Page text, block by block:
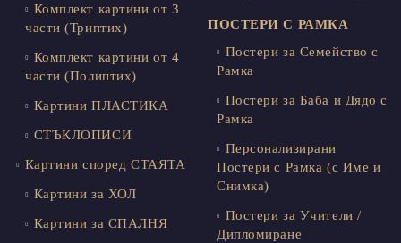
Комплект картини от 3
части (Триптих)
Комплект картини от 4
части (Полиптих)
Картини ПЛАСТИКА
СТЪКЛОПИСИ
Картини според СТАЯТА
Картини за ХОЛ
Картини за СПАЛНЯ
ПОСТЕРИ С РАМКА
Постери за Семейство с
Рамка
Постери за Баба и Дядо с
Рамка
Персонализирани
Постери с Рамка (с Име и
Снимка)
Постери за Учители /
Дипломиране